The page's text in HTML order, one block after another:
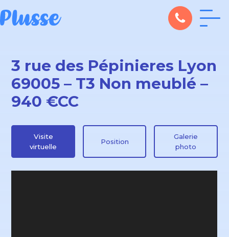
3 rue des Pépinieres Lyon
69005 – T3 Non meublé –
940 €CC
Visite
virtuelle
Position
Galerie
photo